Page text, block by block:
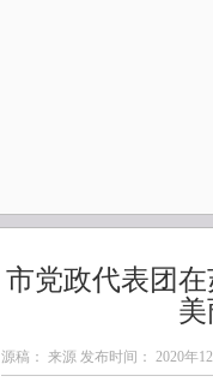
市党政代表团
源稿： 来源 发布时间： 2020年